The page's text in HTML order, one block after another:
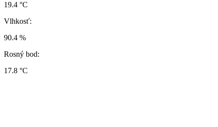
19.4 °C
Vlhkosť:
90.4 %
Rosný bod:
17.8 °C